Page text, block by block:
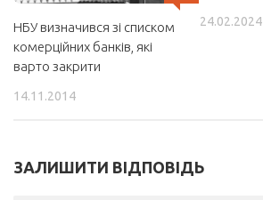
НБУ визначився зі списком
комерційних банків, які
варто закрити
14.11.2014
24.02.2024
ЗАЛИШИТИ ВІДПОВІДЬ